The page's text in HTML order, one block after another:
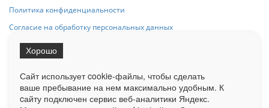
Политика конфиденциальности
Согласие на обработку персональных данных
При использовании любого материала с данного сайта гипер-ссылка
на Сетевое издание «ОрелТаймс» обязательна.
Ограниченная статистика посещаемости доступна на сайте
Сайт использует cookie-файлы, чтобы сделать
ваше пребывание на нем максимально удобным. К
cайту подключен сервис веб-аналитики Яндекс.
Хорошо